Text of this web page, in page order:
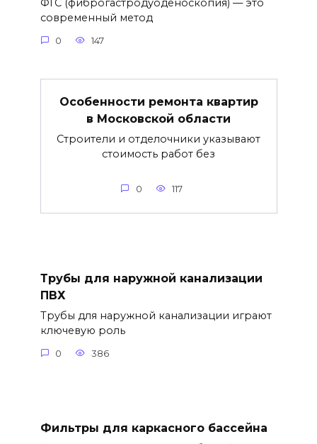
ФГС (фиброгастродуоденоскопия) — это
современный метод
0 147
Особенности ремонта квартир
в Московской области
Строители и отделочники указывают
стоимость работ без
0 117
Трубы для наружной канализации
ПВХ
Трубы для наружной канализации играют
ключевую роль
0 386
Фильтры для каркасного бассейна